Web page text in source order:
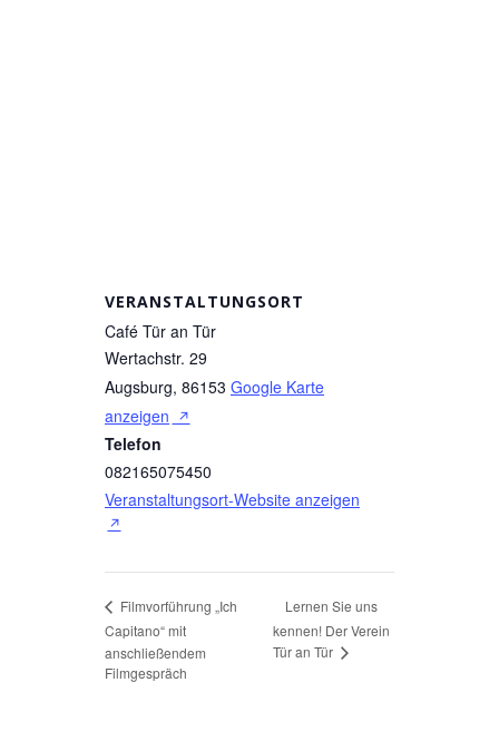
VERANSTALTUNGSORT
Café Tür an Tür
Wertachstr. 29
Augsburg, 86153 Google Karte
anzeigen
Telefon
082165075450
Veranstaltungsort-Website anzeigen
Filmvorführung „Ich
Capitano“ mit
anschließendem
Filmgespräch
Lernen Sie uns
kennen! Der Verein
Tür an Tür